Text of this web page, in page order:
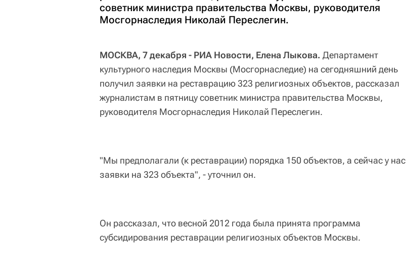
советник министра правительства Москвы, руководителя
Мосгорнаследия Николай Переслегин.
МОСКВА, 7 декабря - РИА Новости, Елена Лыкова. Департамент
культурного наследия Москвы (Мосгорнаследие) на сегодняшний день
получил заявки на реставрацию 323 религиозных объектов, рассказал
журналистам в пятницу советник министра правительства Москвы,
руководителя Мосгорнаследия Николай Переслегин.
"Мы предполагали (к реставрации) порядка 150 объектов, а сейчас у нас
заявки на 323 объекта", - уточнил он.
Он рассказал, что весной 2012 года была принята программа
субсидирования реставрации религиозных объектов Москвы.